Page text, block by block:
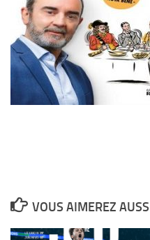
VOUS AIMEREZ